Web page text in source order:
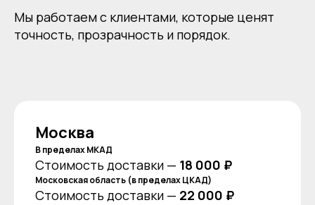
Мы работаем с клиентами, которые ценят
точность, прозрачность и порядок.
Москва
В пределах МКАД
Стоимость доставки — 18 000 ₽
Московская область (в пределах ЦКАД)
Стоимость доставки — 22 000 ₽